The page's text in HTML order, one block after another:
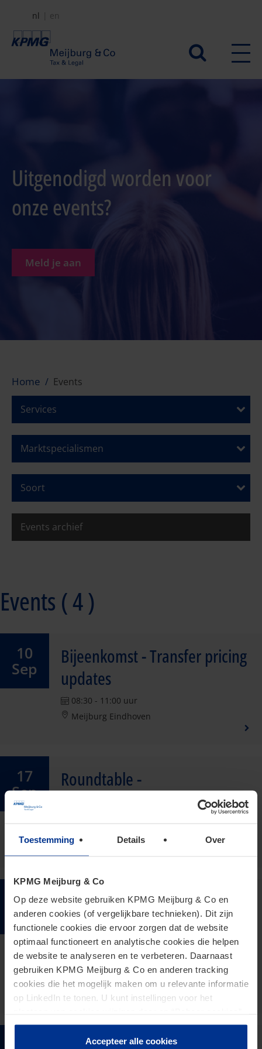
Toestemming Details Over
KPMG Meijburg & Co
Op deze website gebruiken KPMG Meijburg & Co en
anderen cookies (of vergelijkbare technieken). Dit zijn
functionele cookies die ervoor zorgen dat de website
optimaal functioneert en analytische cookies die helpen
de website te analyseren en te verbeteren. Daarnaast
gebruiken KPMG Meijburg & Co en anderen tracking
cookies die het mogelijk maken om u relevante informatie
op LinkedIn te tonen. U kunt instellingen voor het
te klikken. Als u op “Accepteer alle cookies” klikt, geeft u
toestemming voor het gebruik van alle cookies. Deze
Accepteer alle cookies
naar
Secundair
menu
nl en
Uitgenodigd worden voor
onze events?
Meld je aan
Home Events
Services
Marktspecialismen
Soort
Events archief
Events ( 4 )
10
Sep
Bijeenkomst - Transfer pricing
updates
08:30 - 11:00 uur
Meijburg Eindhoven
17
Sep
Roundtable -
Prinsjesdagsessie Vastgoed
Meijburg Amstelveen
07
Oct
- Tax Technology Bite LIVE! |
Tax. Tech. Tomorrow.
Discover AI-enabled, real-time, data-driven
tax in a fully digital world.
09:00 - 17:00 uur
Meijburg Amstelveen